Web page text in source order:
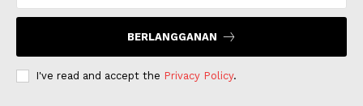
BERLANGGANAN
I've read and accept the Privacy Policy.